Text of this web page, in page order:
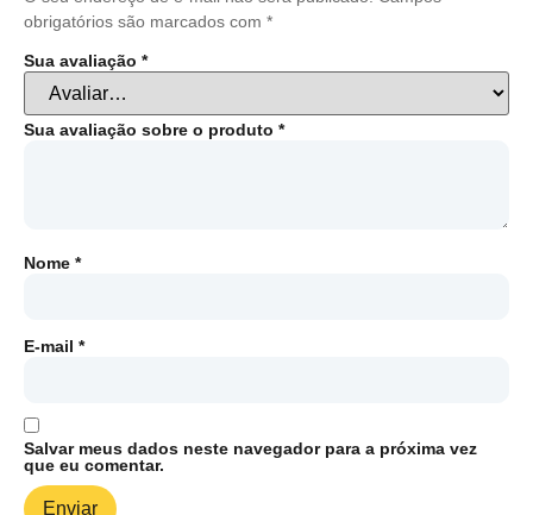
obrigatórios são marcados com *
Sua avaliação *
Sua avaliação sobre o produto *
Nome *
E-mail *
Salvar meus dados neste navegador para a próxima vez
que eu comentar.